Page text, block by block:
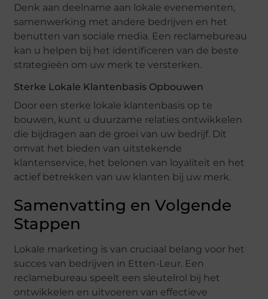
Denk aan deelname aan lokale evenementen,
samenwerking met andere bedrijven en het
benutten van sociale media. Een reclamebureau
kan u helpen bij het identificeren van de beste
strategieën om uw merk te versterken.
Sterke Lokale Klantenbasis Opbouwen
Door een sterke lokale klantenbasis op te
bouwen, kunt u duurzame relaties ontwikkelen
die bijdragen aan de groei van uw bedrijf. Dit
omvat het bieden van uitstekende
klantenservice, het belonen van loyaliteit en het
actief betrekken van uw klanten bij uw merk.
Samenvatting en Volgende
Stappen
Lokale marketing is van cruciaal belang voor het
succes van bedrijven in Etten-Leur. Een
reclamebureau speelt een sleutelrol bij het
ontwikkelen en uitvoeren van effectieve